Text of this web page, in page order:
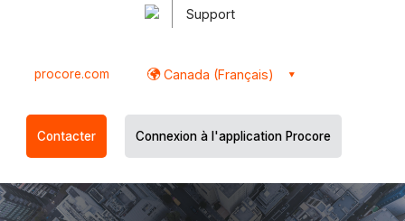
Support
procore.com Canada (Français)
Contacter Connexion à l'application Procore